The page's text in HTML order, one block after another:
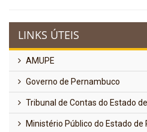
LINKS ÚTEIS
AMUPE
Governo de Pernambuco
Tribunal de Contas do Estado
Ministério Público do Estado de